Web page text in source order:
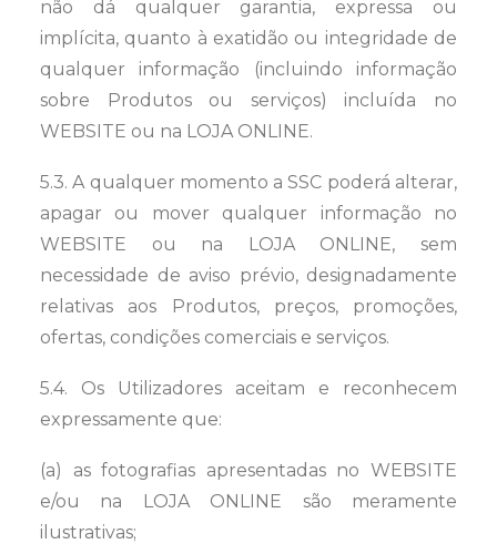
não dá qualquer garantia, expressa ou
implícita, quanto à exatidão ou integridade de
qualquer informação (incluindo informação
sobre Produtos ou serviços) incluída no
WEBSITE ou na LOJA ONLINE.
5.3. A qualquer momento a SSC poderá alterar,
apagar ou mover qualquer informação no
WEBSITE ou na LOJA ONLINE, sem
necessidade de aviso prévio, designadamente
relativas aos Produtos, preços, promoções,
ofertas, condições comerciais e serviços.
5.4. Os Utilizadores aceitam e reconhecem
expressamente que:
(a) as fotografias apresentadas no WEBSITE
e/ou na LOJA ONLINE são meramente
ilustrativas;